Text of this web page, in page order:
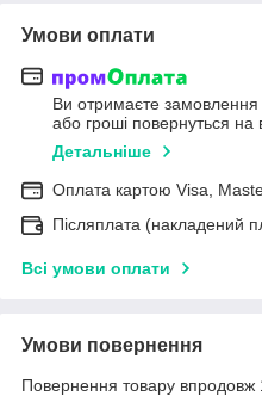
Умови оплати
Ви отримаєте замовлення
або гроші повернуться на
Детальніше
Оплата картою Visa,
Післяплата (накладений
Всі умови оплати
Умови повернення
Повернення товару впродовж